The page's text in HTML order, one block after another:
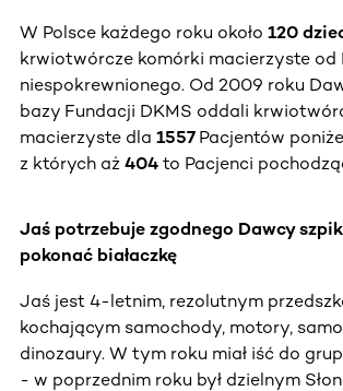
W Polsce każdego roku około 120
krwiotwórcze komórki macierzyste od
niespokrewnionego. Od 2009 roku
bazy Fundacji DKMS oddali
macierzyste dla 1557 Pacjentów
z których aż 404 to Pacjenci
Jaś potrzebuje zgodnego Dawcy
pokonać białaczkę
Jaś jest 4-letnim, rezolutnym
kochającym samochody, motory,
dinozaury. W tym roku miał iść do
- w poprzednim roku był dzielnym